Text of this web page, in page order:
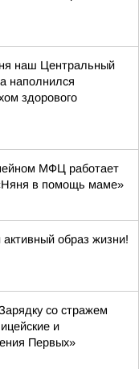
наш Центральный
наполнился
здорового
МФЦ работает
в помощь маме»
образ жизни!
со стражем
и
Первых»